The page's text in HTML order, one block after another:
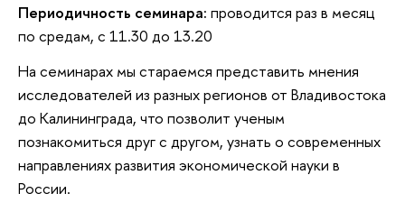
Периодичность семинара: проводится раз в месяц
по средам, с 11.30 до 13.20
На семинарах мы стараемся представить мнения
исследователей из разных регионов от Владивостока
до Калининграда, что позволит ученым
познакомиться друг с другом, узнать о современных
направлениях развития экономической науки в
России.